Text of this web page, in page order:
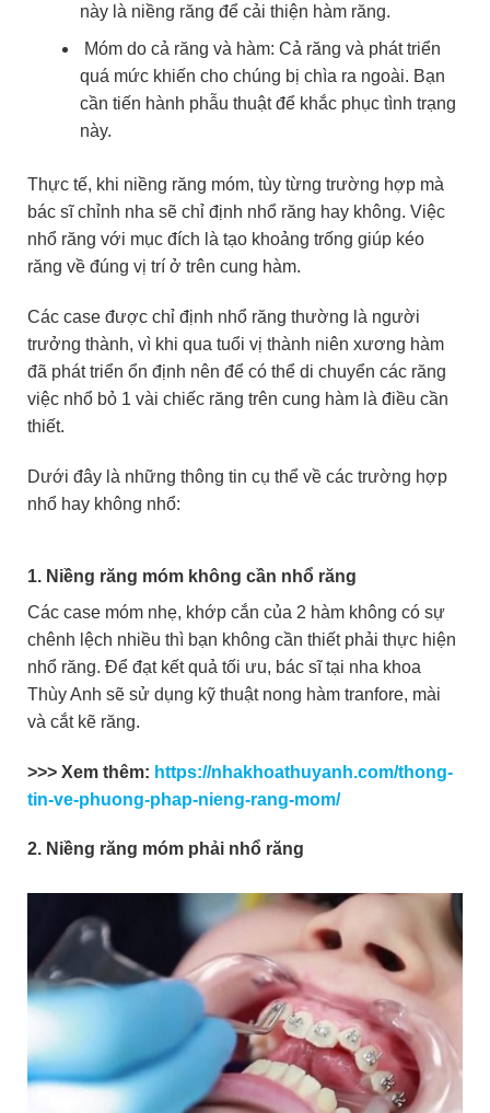
này là niềng răng để cải thiện hàm răng.
Móm do cả răng và hàm: Cả răng và phát triển
quá mức khiến cho chúng bị chìa ra ngoài. Bạn
cần tiến hành phẫu thuật để khắc phục tình trạng
này.
Thực tế, khi niềng răng móm, tùy từng trường hợp mà
bác sĩ chỉnh nha sẽ chỉ định nhổ răng hay không. Việc
nhổ răng với mục đích là tạo khoảng trống giúp kéo
răng về đúng vị trí ở trên cung hàm.
Các case được chỉ định nhổ răng thường là người
trưởng thành, vì khi qua tuổi vị thành niên xương hàm
đã phát triển ổn định nên để có thể di chuyển các răng
việc nhổ bỏ 1 vài chiếc răng trên cung hàm là điều cần
thiết.
Dưới đây là những thông tin cụ thể về các trường hợp
nhổ hay không nhổ:
1. Niềng răng móm không cần nhổ răng
Các case móm nhẹ, khớp cắn của 2 hàm không có sự
chênh lệch nhiều thì bạn không cần thiết phải thực hiện
nhổ răng. Để đạt kết quả tối ưu, bác sĩ tại nha khoa
Thùy Anh sẽ sử dụng kỹ thuật nong hàm tranfore, mài
và cắt kẽ răng.
>>> Xem thêm: https://nhakhoathuyanh.com/thong-
tin-ve-phuong-phap-nieng-rang-mom/
2. Niềng răng móm phải nhổ răng